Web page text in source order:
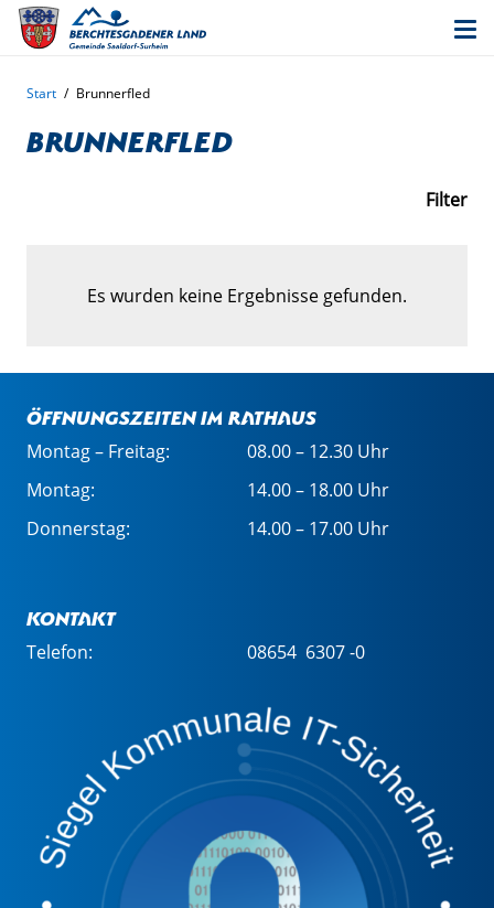
Start / Brunnerfled
Brunnerfled
Filter
Es wurden keine Ergebnisse gefunden.
Öffnungszeiten im Rathaus
Montag – Freitag:
08.00 – 12.30 Uhr
Montag:
14.00 – 18.00 Uhr
Donnerstag:
14.00 – 17.00 Uhr
Kontakt
Telefon: 08654 6307 -0